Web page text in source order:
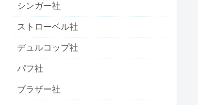
シンガー社
ストローベル社
デュルコップ社
パフ社
ブラザー社